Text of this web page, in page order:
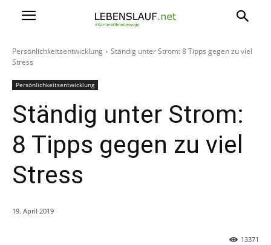
Persönlichkeitsentwicklung
Ständig unter Strom: 8 Tipps gegen zu viel
Stress
Persönlichkeitsentwicklung
Ständig unter Strom:
8 Tipps gegen zu viel
Stress
19. April 2019
13371